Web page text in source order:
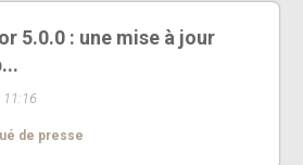
5.0.0 : une mise à jour
de presse